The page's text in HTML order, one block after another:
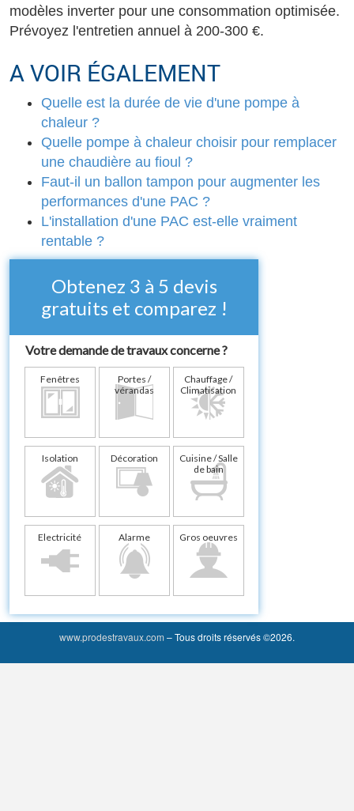
modèles inverter pour une consommation optimisée.
Prévoyez l'entretien annuel à 200-300 €.
A VOIR ÉGALEMENT
Quelle est la durée de vie d'une pompe à
chaleur ?
Quelle pompe à chaleur choisir pour remplacer
une chaudière au fioul ?
Faut-il un ballon tampon pour augmenter les
performances d'une PAC ?
L'installation d'une PAC est-elle vraiment
rentable ?
Obtenez 3 à 5 devis
gratuits et comparez !
Votre demande de travaux concerne ?
Fenêtres
Portes /
vérandas
Chauffage /
Climatisation
Isolation Décoration
Cuisine / Salle
de bain
Electricité Alarme Gros oeuvres
www.prodestravaux.com – Tous droits réservés ©2026.